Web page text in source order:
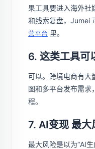
果工具要进入海外社
和线索复盘，Jumei
营平台 里。
6. 这类工具可
可以。跨境电商有大
图和多平台发布需求
程。
7. AI变现 最大
最大风险是以为“AI